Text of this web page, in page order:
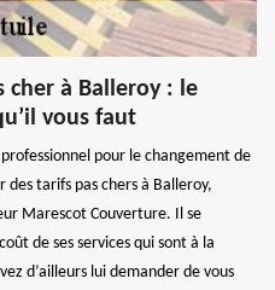
cher à Balleroy : le
vous faut
professionnel pour le changement de
tarifs pas chers à Balleroy,
Marescot Couverture. Il se
de ses services qui sont à la
d’ailleurs lui demander de vous